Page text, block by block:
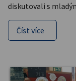
diskutovali s
Číst více